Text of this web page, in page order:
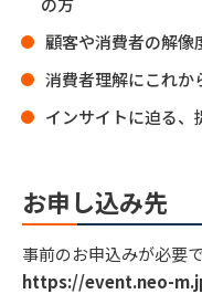
顧客や消費者の解像
消費者理解にこれか
インサイトに迫る
お申し込み先
事前のお申込みが必要
https://event.neo-